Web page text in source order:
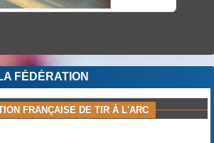
FÉDÉRATION
FRANÇAISE DE TIR À L'ARC